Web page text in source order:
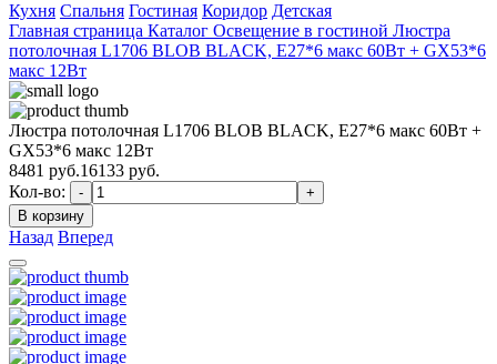
Кухня Спальня Гостиная Коридор Детская
Главная страница Каталог Освещение в гостиной Люстра
потолочная L1706 BLOB BLACK, E27*6 макс 60Вт + GX53*6
макс 12Вт
Люстра потолочная L1706 BLOB BLACK, E27*6 макс 60Вт +
GX53*6 макс 12Вт
8481 руб.16133 руб.
Кол-во:
-
+
В корзину
Назад Вперед